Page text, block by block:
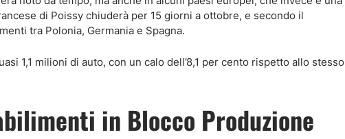
di Poissy chiuderà per 15 giorni a ottobre, e secondo il
tra Polonia, Germania e Spagna.
1,1 milioni di auto, con un calo dell’8,1 per cento rispetto allo stesso
in Blocco Produzione